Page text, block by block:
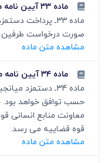
ماده ۳۳ آیین نامه میانجی گری در امور کیفری
ماده 33ـ
صورت درخواست طرفین
مشاهده متن ماده
ماده ۳۴ آیین نامه میانجی گری در امور کیفری
حسب توافق خواهد
معاونت منابع انسانی
قوه قضاییه می رسد.
مشاهده متن ماده